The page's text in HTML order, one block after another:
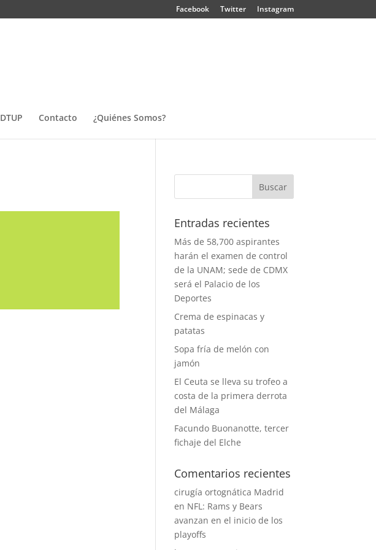
Facebook Twitter Instagram
DTUP Contacto ¿Quiénes Somos?
Entradas recientes
Más de 58,700 aspirantes
harán el examen de control
de la UNAM; sede de CDMX
será el Palacio de los
Deportes
Crema de espinacas y
patatas
Sopa fría de melón con
jamón
El Ceuta se lleva su trofeo a
costa de la primera derrota
del Málaga
Facundo Buonanotte, tercer
fichaje del Elche
Comentarios recientes
cirugía ortognática Madrid
en NFL: Rams y Bears
avanzan en el inicio de los
playoffs